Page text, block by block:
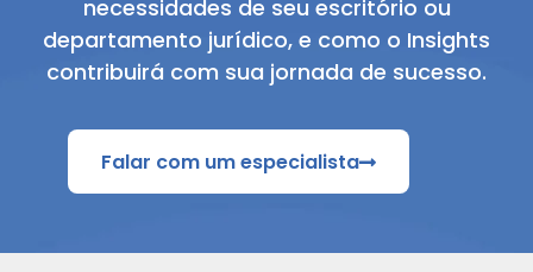
necessidades de seu escritório ou
departamento jurídico, e como o Insights
contribuirá com sua jornada de sucesso.
Falar com um especialista